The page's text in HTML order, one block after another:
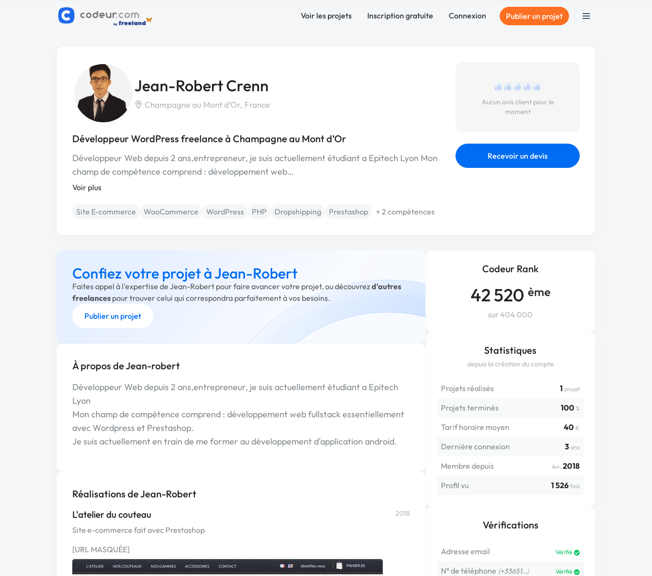
Voir les projets Inscription gratuite Connexion Publier un projet
Jean-Robert Crenn
Champagne au Mont d’Or, France
Développeur WordPress freelance à Champagne au Mont d’Or
Développeur Web depuis 2 ans,entrepreneur, je suis actuellement étudiant a Epitech Lyon Mon
champ de compétence comprend : développement web…
Voir plus
Site E-commerce WooCommerce WordPress PHP Dropshipping Prestashop + 2 compétences
Aucun avis client pour le
moment
Recevoir un devis
Codeur Rank
42 520 ème
sur 404 000
Statistiques
depuis la création du compte
Projets réalisés 1 projet
Projets terminés 100 %
Tarif horaire moyen 40 €
Dernière connexion 3 ans
Membre depuis Avr. 2018
Profil vu
1 526 fois
Vérifications
Adresse email Vérifié
N° de téléphone (+33651…) Vérifié
Confiez votre projet à Jean-Robert
Faites appel à l'expertise de Jean-Robert pour faire avancer votre projet, ou découvrezd'autres
freelances pour trouver celui qui correspondra parfaitement à vos besoins.
Publier un projet
À propos de Jean-robert
Développeur Web depuis 2 ans,entrepreneur, je suis actuellement étudiant a Epitech
Lyon
Mon champ de compétence comprend : développement web fullstack essentiellement
avec Wordpress et Prestashop.
Je suis actuellement en train de me former au développement d'application android.
Réalisations de Jean-Robert
L'atelier du couteau 2018
Site e-commerce fait avec Prestashop
[URL MASQUÉE]